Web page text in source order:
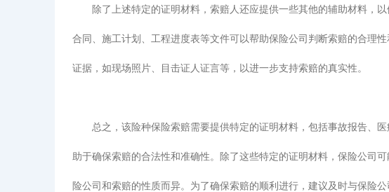
除了上述特定的证明材料，索赔人还应提供一些其他的辅助材料，
合同、施工计划、工程进度表等文件可以帮助保险公司判断索赔的合理
证据，如现场照片、目击证人证言等，以进一步支持索赔的真实性。
总之，该险种保险索赔需要提供特定的证明材料，包括事故报告、
助于确保索赔的合法性和准确性。除了这些特定的证明材料，保险公司
险公司和索赔的性质而异。为了确保索赔的顺利进行，建议及时与保险